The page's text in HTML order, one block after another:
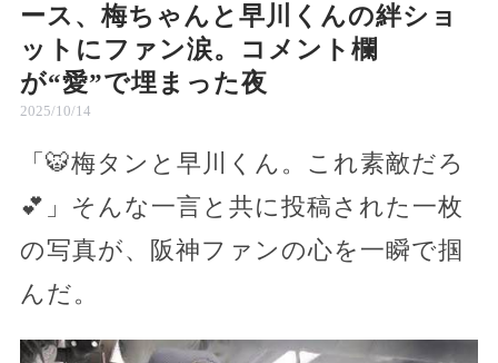
ース、梅ちゃんと早川くんの絆ショ
ットにファン涙。コメント欄
が“愛”で埋まった夜
2025/10/14
「🐯梅タンと早川くん。これ素敵だろ
💕」そんな一言と共に投稿された一枚
の写真が、阪神ファンの心を一瞬で掴
んだ。